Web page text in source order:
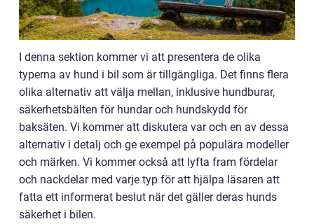
I denna sektion kommer vi att presentera de olika
typerna av hund i bil som är tillgängliga. Det finns flera
olika alternativ att välja mellan, inklusive hundburar,
säkerhetsbälten för hundar och hundskydd för
baksäten. Vi kommer att diskutera var och en av dessa
alternativ i detalj och ge exempel på populära modeller
och märken. Vi kommer också att lyfta fram fördelar
och nackdelar med varje typ för att hjälpa läsaren att
fatta ett informerat beslut när det gäller deras hunds
säkerhet i bilen.